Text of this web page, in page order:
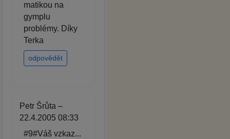
matikou na
gymplu
problémy. Díky
Terka
odpovědět
Petr Šrůta –
22.4.2005 08:33
#9#Váš vzkaz...